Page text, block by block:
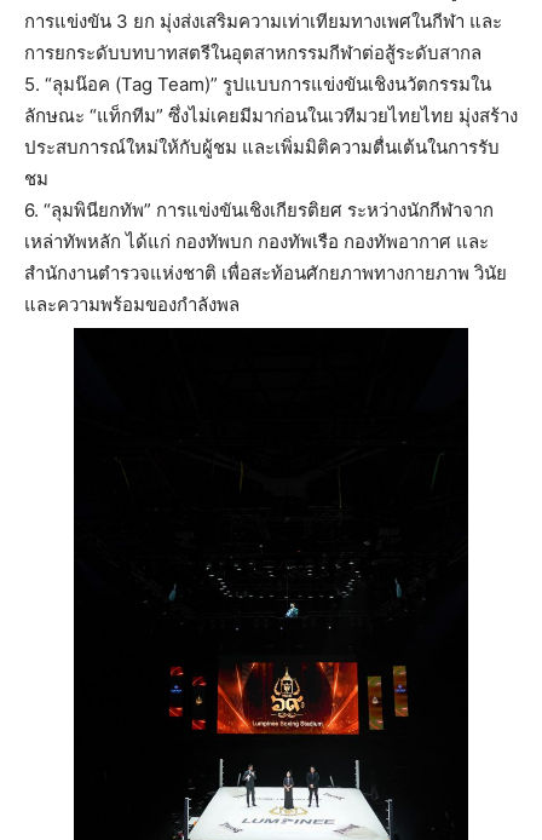
การแข่งขัน 3 ยก มุ่งส่งเสริมความเท่าเทียมทางเพศในกีฬา และ
การยกระดับบทบาทสตรีในอุตสาหกรรมกีฬาต่อสู้ระดับสากล
5. “ลุมน๊อค (Tag Team)” รูปแบบการแข่งขันเชิงนวัตกรรมใน
ลักษณะ “แท็กทีม” ซึ่งไม่เคยมีมาก่อนในเวทีมวยไทยไทย มุ่งสร้าง
ประสบการณ์ใหม่ให้กับผู้ชม และเพิ่มมิติความตื่นเต้นในการรับ
ชม
6. “ลุมพินียกทัพ” การแข่งขันเชิงเกียรติยศ ระหว่างนักกีฬาจาก
เหล่าทัพหลัก ได้แก่ กองทัพบก กองทัพเรือ กองทัพอากาศ และ
สำนักงานตำรวจแห่งชาติ เพื่อสะท้อนศักยภาพทางกายภาพ วินัย
และความพร้อมของกำลังพล